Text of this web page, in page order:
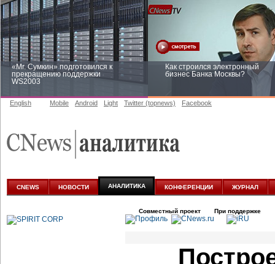
«Mr. Сумкин» подготовился к
прекращению поддержки
WS2003
Как строился электронный
бизнес Банка Москвы?
аналитике
English Mobile Android Light Twitter (topnews) Facebook
CNEWS НОВОСТИ АНАЛИТИКА КОНФЕРЕНЦИИ ЖУРНАЛ
Совместный проект При поддержке